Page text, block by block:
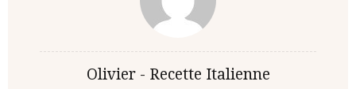
Olivier - Recette Italienne